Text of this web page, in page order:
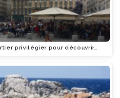
privilégier pour découvrir…